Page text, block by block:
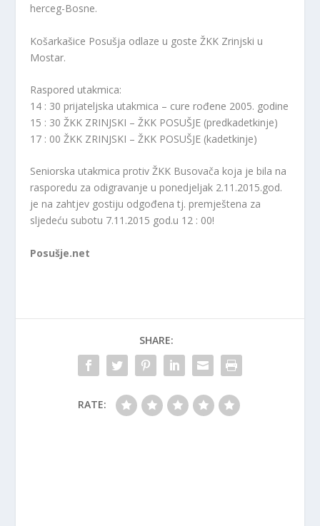
herceg-Bosne.
Košarkašice Posušja odlaze u goste ŽKK Zrinjski u
Mostar.
Raspored utakmica:
14 : 30 prijateljska utakmica – cure rođene 2005. godine
15 : 30 ŽKK ZRINJSKI – ŽKK POSUŠJE (predkadetkinje)
17 : 00 ŽKK ZRINJSKI – ŽKK POSUŠJE (kadetkinje)
Seniorska utakmica protiv ŽKK Busovača koja je bila na
rasporedu za odigravanje u ponedjeljak 2.11.2015.god.
je na zahtjev gostiju odgođena tj. premještena za
sljedeću subotu 7.11.2015 god.u 12 : 00!
Posušje.net
SHARE:
RATE: